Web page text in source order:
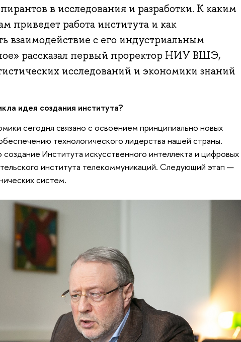
в исследования и разработки. К каким
приведет работа института и как
взаимодействие с его индустриальным
рассказал первый проректор НИУ ВШЭ,
исследований и экономики знаний
идея создания института?
сегодня связано с освоением принципиально новых
технологического лидерства нашей страны.
Института искусственного интеллекта и цифровых
института телекоммуникаций. Следующий этап —
систем.